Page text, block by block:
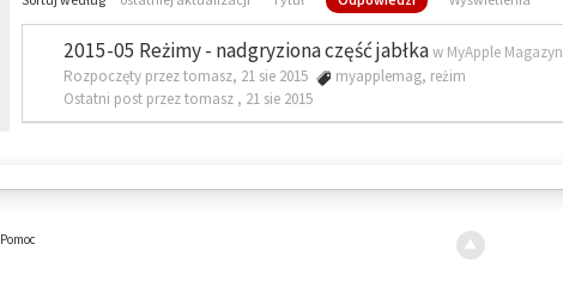
2015-05 Reżimy - nadgryziona część jabłkaw MyApple Magazyn
Rozpoczęty przez tomasz, 21 sie 2015
myapplemag, reżim
Ostatni post przez tomasz , 21 sie 2015
Pomoc